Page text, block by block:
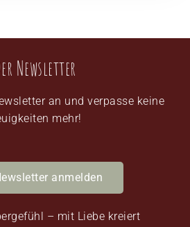
Newsletter
an und verpasse keine
mehr!
anmelden
– mit Liebe kreiert